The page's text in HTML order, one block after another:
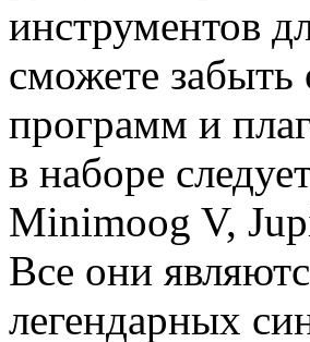
инструментов
сможете
программ и
в наборе
Minimoog V,
Все они
легендарных